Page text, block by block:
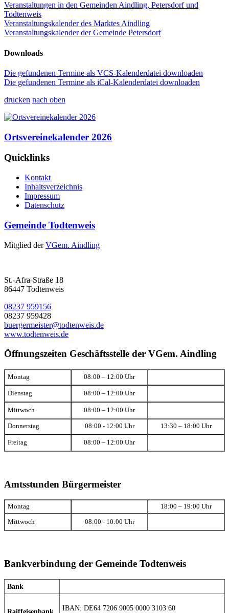
Veranstaltungen in den Gemeinden Aindling, Petersdorf und
Todtenweis
Veranstaltungskalender des Marktes Aindling
Veranstaltungskalender der Gemeinde Petersdorf
Downloads
Die gefundenen Termine als VCS-Kalenderdatei downloaden
Die gefundenen Termine als iCal-Kalenderdatei downloaden
drucken nach oben
Ortsvereinekalender 2026
Quicklinks
Kontakt
Inhaltsverzeichnis
Impressum
Datenschutz
Gemeinde Todtenweis
Mitglied derVGem. Aindling
St.-Afra-Straße 18
86447 Todtenweis
08237 959156
08237 959428
buergermeister@todtenweis.de
www.todtenweis.de
Öffnungszeiten Geschäftsstelle der VGem. Aindling
Montag 08:00 – 12:00 Uhr
Dienstag 08:00 – 12:00 Uhr
Mittwoch 08:00 – 12:00 Uhr
Donnerstag 08:00 - 12:00 Uhr 13:30 – 18:00 Uhr
Freitag 08:00 – 12:00 Uhr
Amtsstunden Bürgermeister
Montag 18:00 – 19:00 Uhr
Mittwoch 08:00 - 10:00 Uhr
Bankverbindung der Gemeinde Todtenweis
Bank
IBAN: DE64 7206 9005 0000 3103 60